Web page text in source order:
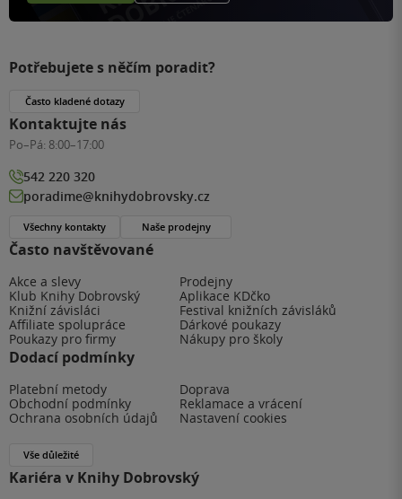
Často navštěvované
Akce a slevy
Prodejny
Klub Knihy Dobrovský
Aplikace KDčko
Knižní závisláci
Festival knižních závisláků
Affiliate spolupráce
Dárkové poukazy
Poukazy pro firmy
Nákupy pro školy
Dodací podmínky
Platební metody
Doprava
Obchodní podmínky
Reklamace a vrácení
Ochrana osobních údajů
Nastavení cookies
Vše důležité
Kariéra v Knihy Dobrovský
Potřebujete s něčím poradit?
Často kladené dotazy
Kontaktujte nás
Po–Pá: 8:00–17:00
542 220 320
poradime@knihydobrovsky.cz
Všechny kontakty Naše prodejny